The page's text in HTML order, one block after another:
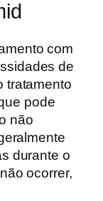
com
de
tratamento
pode
não
durante o
ocorrer,